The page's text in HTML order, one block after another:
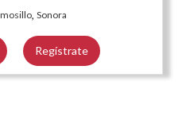
, Sonora
Regístrate